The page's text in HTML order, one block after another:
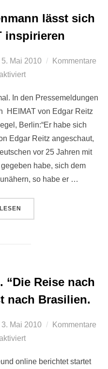
lässt sich
inspirieren
Veröffentlicht
am
5. Mai 2010
Kommentare
In den Pressemeldungen
HEIMAT von Edgar Reitz
Berlin:“Er habe sich
Edgar Reitz angeschaut,
vor 25 Jahren mit
habe, sich dem
so habe er …
ÜBER “STARARCHITEKT
LESEN
Reise nach
nach Brasilien.
Veröffentlicht
am
3. Mai 2010
Kommentare
online berichtet startet